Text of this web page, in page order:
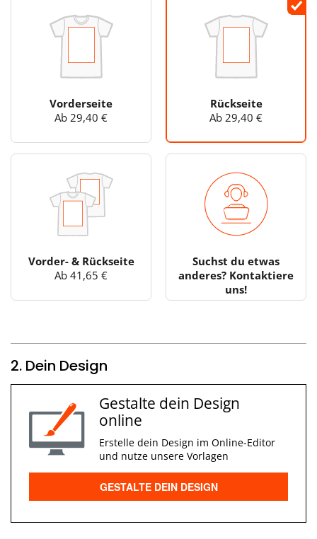
Vorderseite
Ab 29,40 €
Rückseite
Ab 29,40 €
Vorder- & Rückseite
Ab 41,65 €
Suchst du etwas
anderes? Kontaktiere
uns!
2. Dein Design
Gestalte dein Design
online
Erstelle dein Design im Online-Editor
und nutze unsere Vorlagen
GESTALTE DEIN DESIGN